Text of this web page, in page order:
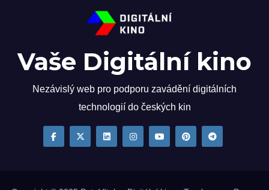
Vaše Digitální kino
Nezávislý web pro podporu zavádění digitálních
technologií do českých kin